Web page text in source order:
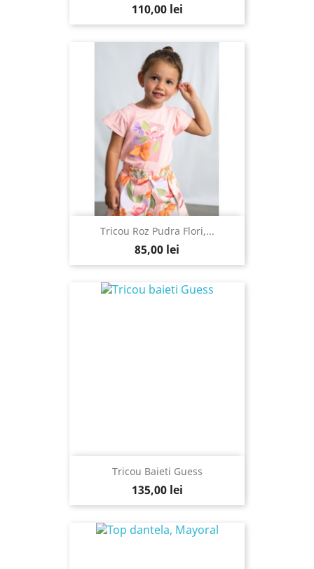
110,00 lei
Tricou Roz Pudra Flori,...
85,00 lei
Tricou Baieti Guess
135,00 lei